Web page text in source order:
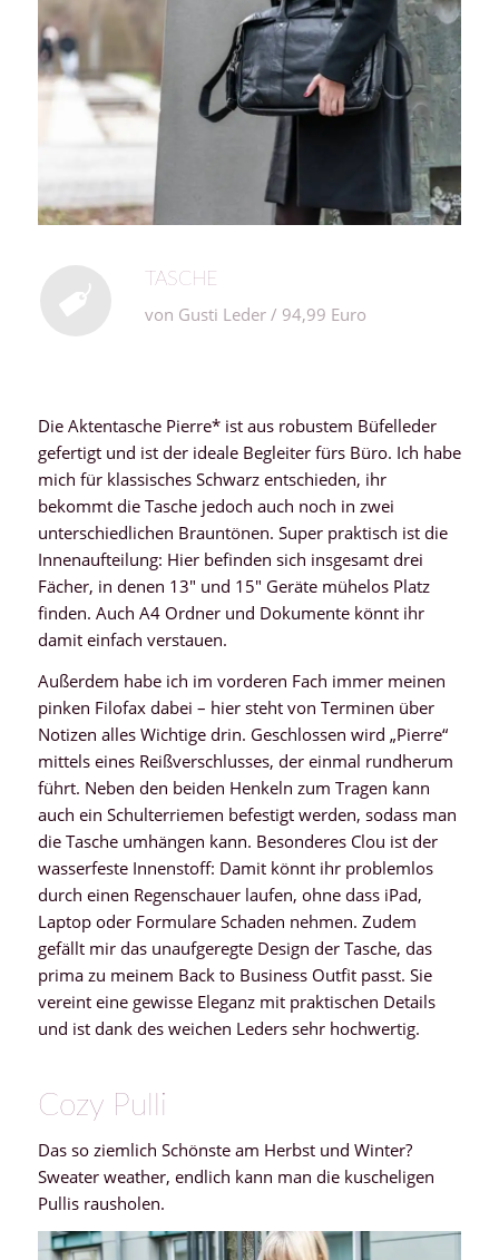
TASCHE
von Gusti Leder / 94,99 Euro
Die Aktentasche Pierre* ist aus robustem Büfelleder
gefertigt und ist der ideale Begleiter fürs Büro. Ich habe
mich für klassisches Schwarz entschieden, ihr
bekommt die Tasche jedoch auch noch in zwei
unterschiedlichen Brauntönen. Super praktisch ist die
Innenaufteilung: Hier befinden sich insgesamt drei
Fächer, in denen 13″ und 15″ Geräte mühelos Platz
finden. Auch A4 Ordner und Dokumente könnt ihr
damit einfach verstauen.
Außerdem habe ich im vorderen Fach immer meinen
pinken Filofax dabei – hier steht von Terminen über
Notizen alles Wichtige drin. Geschlossen wird „Pierre“
mittels eines Reißverschlusses, der einmal rundherum
führt. Neben den beiden Henkeln zum Tragen kann
auch ein Schulterriemen befestigt werden, sodass man
die Tasche umhängen kann. Besonderes Clou ist der
wasserfeste Innenstoff: Damit könnt ihr problemlos
durch einen Regenschauer laufen, ohne dass iPad,
Laptop oder Formulare Schaden nehmen. Zudem
gefällt mir das unaufgeregte Design der Tasche, das
prima zu meinem Back to Business Outfit passt. Sie
vereint eine gewisse Eleganz mit praktischen Details
und ist dank des weichen Leders sehr hochwertig.
Cozy Pulli
Das so ziemlich Schönste am Herbst und Winter?
Sweater weather, endlich kann man die kuscheligen
Pullis rausholen.